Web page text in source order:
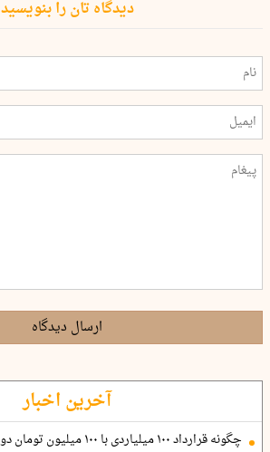
دیدگاه تان را بنویسید
ارسال دیدگاه
آخرین اخبار
چگونه قرارداد ۱۰۰ میلیاردی با ۱۰۰ میلیون تومان دود شد؟ حراج ستاره